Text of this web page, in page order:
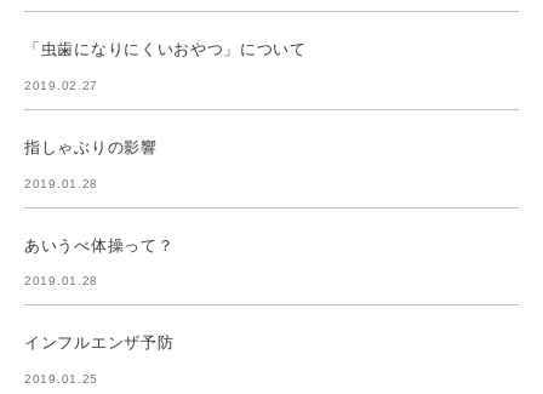
「虫歯になりにくいおやつ」について
2019.02.27
指しゃぶりの影響
2019.01.28
あいうべ体操って？
2019.01.28
インフルエンザ予防
2019.01.25